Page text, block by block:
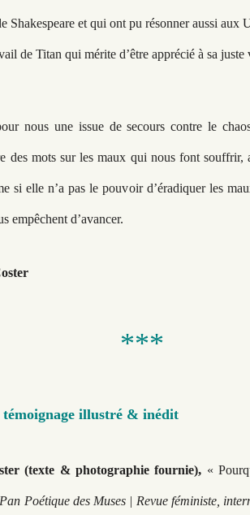
Shakespeare et qui ont pu résonner aussi aux
de Titan qui mérite d’être apprécié à sa juste
nous une issue de secours contre le
des mots sur les maux qui nous font souffrir,
si elle n’a pas le pouvoir d’éradiquer les
empêchent d’avancer.
***
illustré & inédit
(texte & photographie fournie), «
Poétique des Muses | Revue féministe,